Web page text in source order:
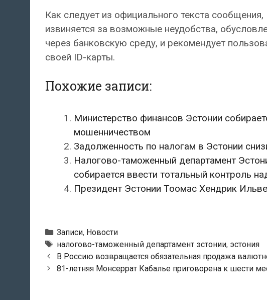
Как следует из официального текста
извиняется за возможные неудобства,
через банковскую среду, и рекомендует
своей ID-карты.
Похожие записи:
Министерство финансов Эстонии
мошенничеством
Задолженность по налогам в Эстонии
Налогово-таможенный департамент
собирается ввести тотальный контроль
Президент Эстонии Тоомас Хендрик
Рубрики
Записи, Новости
Метки
налогово-таможенный департамент эстонии, эстония
Навигация
по
В Россию возвращается обязательная продажа
81-летняя Монсеррат Кабалье приговорена к шести